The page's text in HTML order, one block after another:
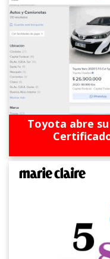
Toyota abre